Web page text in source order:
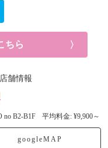
ちら
舗情報
no B2-B1F 平均料金: ¥9,900～
googleMAP